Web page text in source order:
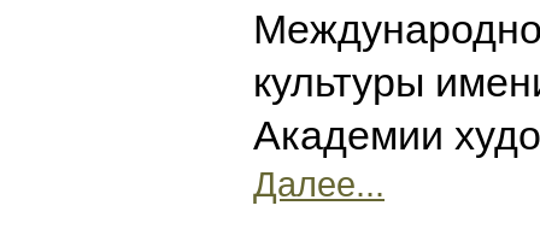
культуры
Академии
Далее...